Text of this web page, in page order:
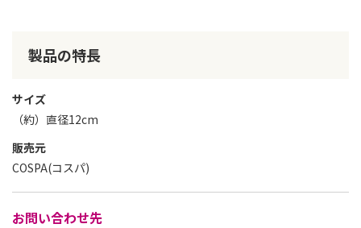
製品の特長
サイズ
（約）直径12cm
販売元
COSPA(コスパ)
お問い合わせ先